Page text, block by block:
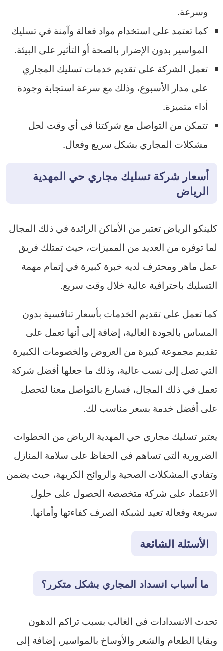
وسرعة.
كما تعتمد على استخدام مواد فعالة وآمنة في تسليك
المواسير بدون الإضرار بالصحة أو التأثير على البيئة.
تعمل الشركة على تقديم خدمات تسليك المجاري
على مدار الأسبوع، وذلك مع سرعة استجابة وجودة
أداء متميزة.
تتمكن من التواصل مع شركتنا في أي وقت لحل
مشكلات المجاري بشكل سريع وفعال.
أسعار شركة تسليك مجاري حي المهدية
الرياض
كلينكو الرياض تعتبر من الأماكن الرائدة في ذلك المجال
لما توفره من العديد من المميزات، حيث تمتلك فريق
عمل ماهر ومحترف لديه خبرة كبيرة في إتمام مهمة
التسليك باحترافية عالية خلال وقت سريع.
كما تعمل على تقديم الخدمات بأسعار تنافسية بدون
المساس بالجودة العالية، إضافة إلى أنها تعمل على
تقديم مجموعة كبيرة من العروض والخصومات الكبيرة
التي تصل إلى نسب عالية، وذلك ما جعلها أفضل شركة
تعمل في ذلك المجال، فسارع بالتواصل معنا لتحصل
على أفضل خدمة بسعر مناسب لك.
يعتبر تسليك مجاري حي المهدية الرياض من الخطوات
الضرورية التي تساهم في الحفاظ على سلامة المنازل
وتفادي المشكلات الصحية والروائح الكريهة، حيث يضمن
الاعتماد على شركة متخصصة الحصول على حلول
سريعة وفعالة تعيد لشبكة الصرف كفاءتها وأمانها.
الأسئلة الشائعة
ما أسباب انسداد المجاري بشكل متكرر؟
تحدث الانسدادات في الغالب بسبب تراكم الدهون
وبقايا الطعام والشعر والأوساخ بالمواسير، إضافة إلى